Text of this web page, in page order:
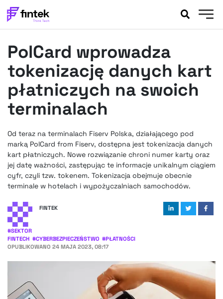
BANKOWOŚĆ
EVENTY
FELIETONY
WYWIADY
LEGAL
FINTEKEXTRA
OKIEM EKSPERTA
PolCard wprowadza
tokenizację danych kart
płatniczych na swoich
terminalach
Od teraz na terminalach Fiserv Polska, działającego pod
marką PolCard from Fiserv, dostępna jest tokenizacja danych
kart płatniczych. Nowe rozwiązanie chroni numer karty oraz
jej datę ważności, zastępując te informacje unikalnym ciągiem
cyfr, czyli tzw. tokenem. Tokenizacja obejmuje obecnie
terminale w hotelach i wypożyczalniach samochodów.
FINTEK
#SEKTOR
FINTECH #CYBERBEZPIECZEŃSTWO #PŁATNOŚCI
OPUBLIKOWANO 24 MAJA 2023, 08:17